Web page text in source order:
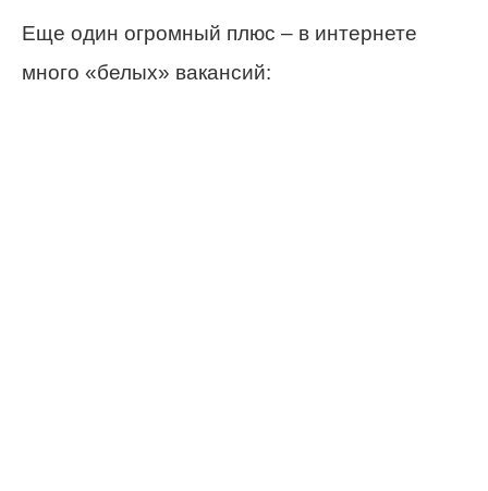
Еще один огромный плюс – в интернете
много «белых» вакансий: